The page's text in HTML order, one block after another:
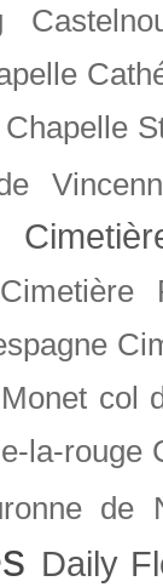
Chapelle
Cimetière
col
la-rouge
de
Daily